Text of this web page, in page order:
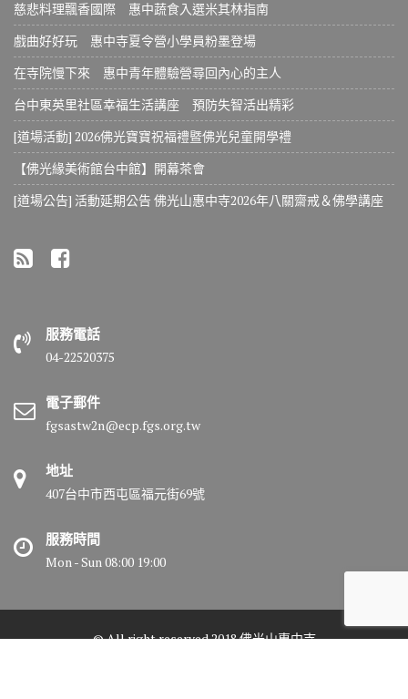
慈悲料理飄香國際 惠中蔬食入選米其林指南
戲曲好好玩 惠中寺夏令營小學員粉墨登場
在寺院慢下來 惠中青年體驗營尋回內心的主人
台中東英里社區幸福生活講座 預防失智活出精彩
[道場活動] 2026佛光寶寶祝福禮暨佛光兒童開學禮
【佛光緣美術館台中館】開幕茶會
[道場公告] 活動延期公告 佛光山惠中寺2026年八關齋戒＆佛學講座
服務電話
04-22520375
電子郵件
fgsastw2n@ecp.fgs.org.tw
地址
407台中市西屯區福元街69號
服務時間
Mon - Sun 08:00 19:00
© All right reserved 2018 佛光山惠中寺